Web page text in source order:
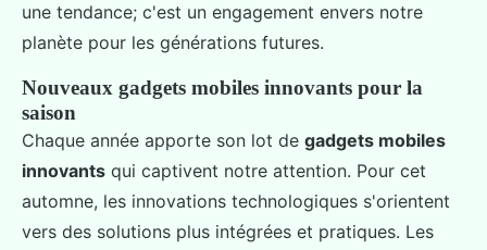
une tendance; c'est un engagement envers notre
planète pour les générations futures.
Nouveaux gadgets mobiles innovants pour la
saison
Chaque année apporte son lot de gadgets mobiles
innovants qui captivent notre attention. Pour cet
automne, les innovations technologiques s'orientent
vers des solutions plus intégrées et pratiques. Les